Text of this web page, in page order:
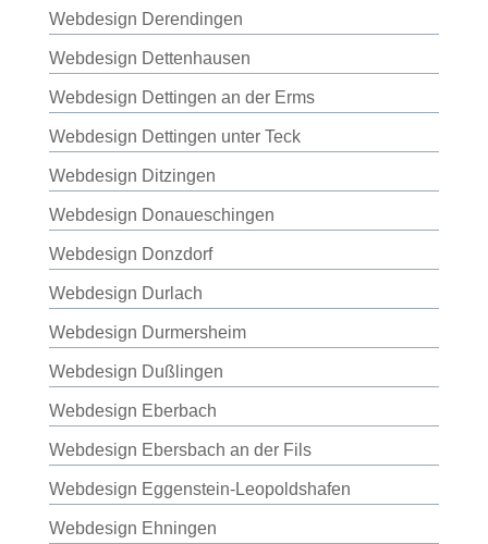
Webdesign Derendingen
Webdesign Dettenhausen
Webdesign Dettingen an der Erms
Webdesign Dettingen unter Teck
Webdesign Ditzingen
Webdesign Donaueschingen
Webdesign Donzdorf
Webdesign Durlach
Webdesign Durmersheim
Webdesign Dußlingen
Webdesign Eberbach
Webdesign Ebersbach an der Fils
Webdesign Eggenstein-Leopoldshafen
Webdesign Ehningen